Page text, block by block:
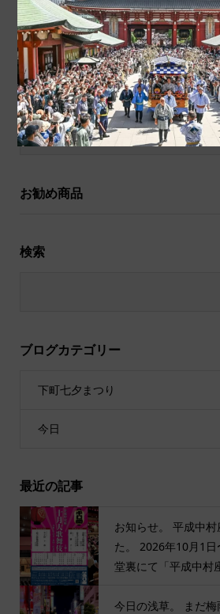
ポチ袋
和小物
祝儀袋
お勧め商品
検索
ブログカテゴリー
下町七夕まつり
今日
最近の記事
お知らせ。 平成中
た。 2026年10月1
堂裏にて「平成中村
今日の浅草。 まだ梅